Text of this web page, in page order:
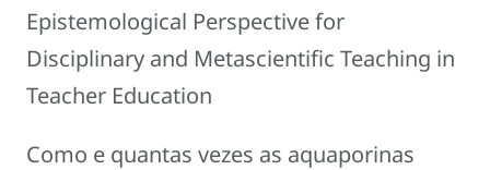
Epistemological Perspective for
Disciplinary and Metascientific Teaching in
Teacher Education
Como e quantas vezes as aquaporinas